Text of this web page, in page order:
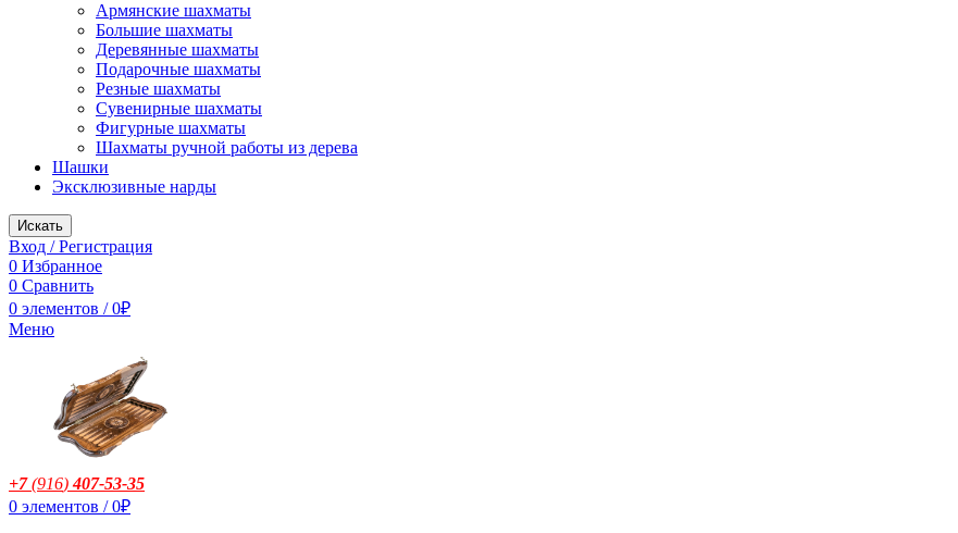
Армянские шахматы
Большие шахматы
Деревянные шахматы
Подарочные шахматы
Резные шахматы
Сувенирные шахматы
Фигурные шахматы
Шахматы ручной работы из дерева
Шашки
Эксклюзивные нарды
Искать
Вход / Регистрация
0 Избранное
0 Сравнить
0 элементов / 0₽
Меню
+7(916)407-53-35
0 элементов / 0₽